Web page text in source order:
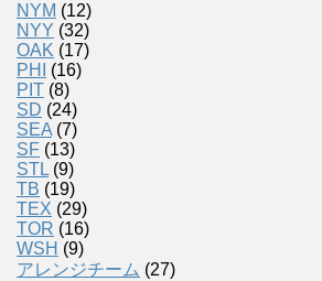
NYM (12)
NYY (32)
OAK (17)
PHI
(16)
PIT (8)
SD (24)
SEA(7)
SF (13)
STL(9)
TB (19)
TEX (29)
TOR (16)
WSH (9)
アレンジチーム (27)